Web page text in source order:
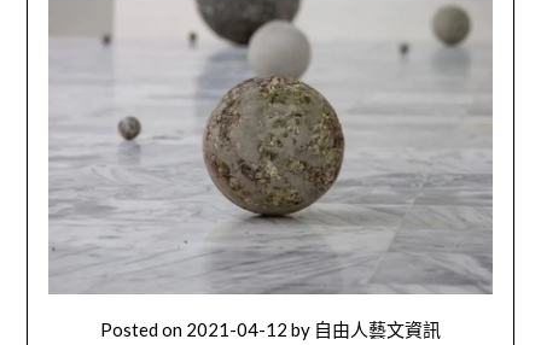
Posted on 2021-04-12 by 自由人藝文資訊